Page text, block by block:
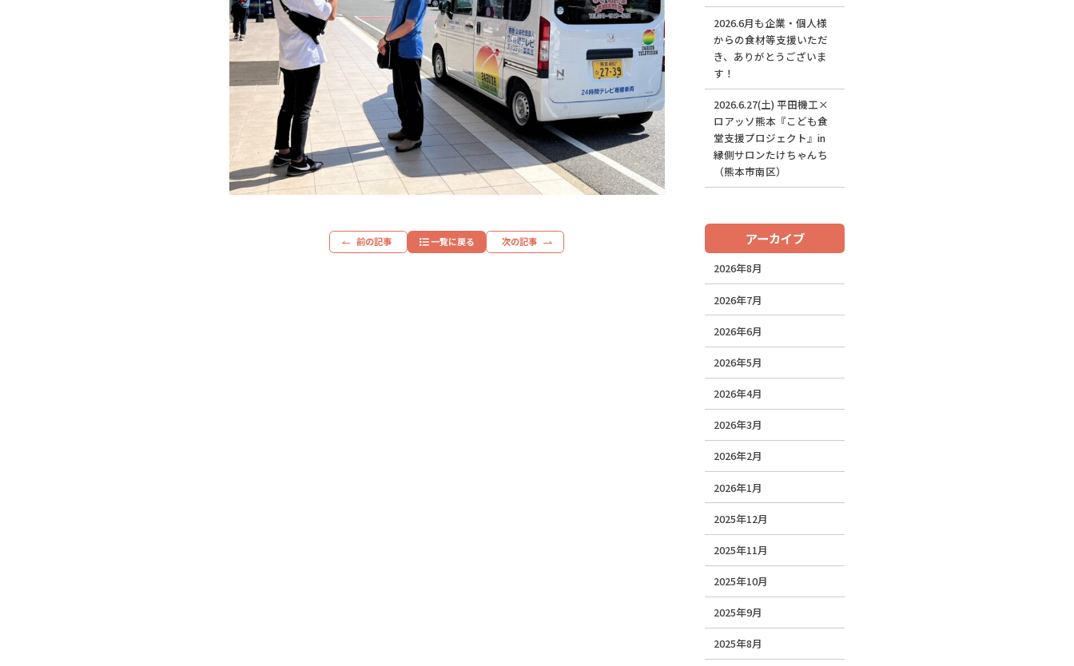
前の記事 一覧に戻る 次の記事
2026.6月も企業・個人様
からの食材等支援いただ
き、ありがとうございま
す！
2026.6.27(土) 平田機工×
ロアッソ熊本『こども食
堂支援プロジェクト』in
縁側サロンたけちゃんち
（熊本市南区）
アーカイブ
2026年8月
2026年7月
2026年6月
2026年5月
2026年4月
2026年3月
2026年2月
2026年1月
2025年12月
2025年11月
2025年10月
2025年9月
2025年8月